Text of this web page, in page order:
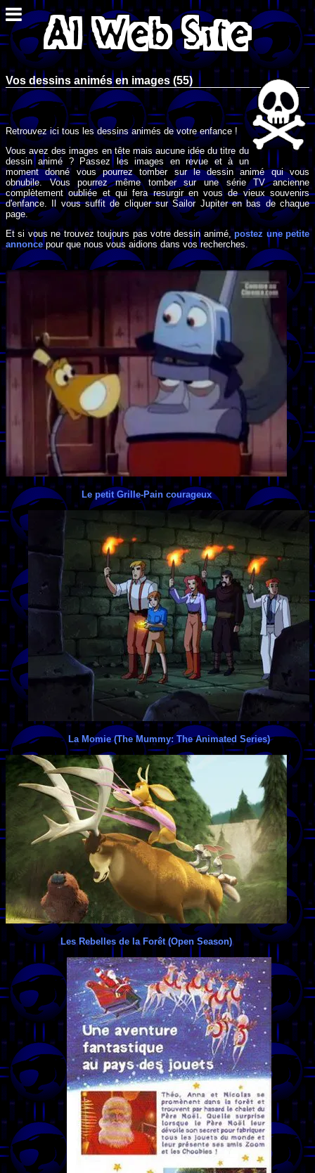
Vos dessins animés en images (55)
Retrouvez ici tous les dessins animés de votre enfance !
Vous avez des images en tête mais aucune idée du titre du
dessin animé ? Passez les images en revue et à un
moment donné vous pourrez tomber sur le dessin animé qui vous
obnubile. Vous pourrez même tomber sur une série TV ancienne
complètement oubliée et qui fera resurgir en vous de vieux souvenirs
d'enfance. Il vous suffit de cliquer sur Sailor Jupiter en bas de chaque
page.
Et si vous ne trouvez toujours pas votre dessin animé,postez une petite
annoncepour que nous vous aidions dans vos recherches.
Le petit Grille-Pain courageux
La Momie (The Mummy: The Animated Series)
Les Rebelles de la Forêt (Open Season)